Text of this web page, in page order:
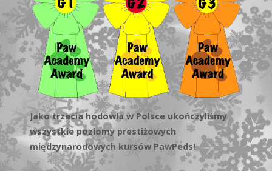
Jako trzecia hodowla w Polsce ukończyliśmy
wszystkie poziomy prestiżowych
międzynarodowych kursów PawPeds!